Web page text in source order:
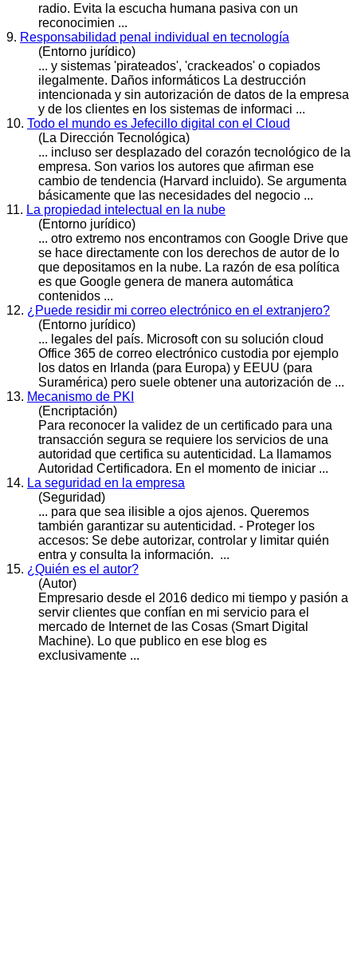
radio. Evita la escucha humana pasiva con un
reconocimien ...
9. Responsabilidad penal individual en tecnología
(Entorno jurídico)
... y sistemas 'pirateados', 'crackeados' o copiados
ilegalmente. Daños informáticos La destrucción
intencionada y sin autorización de datos de la empresa
y de los clientes en los sistemas de informaci ...
10. Todo el mundo es Jefecillo digital con el Cloud
(La Dirección Tecnológica)
... incluso ser desplazado del corazón tecnológico de la
empresa. Son varios los autores que afirman ese
cambio de tendencia (Harvard incluido). Se argumenta
básicamente que las necesidades del negocio ...
11. La propiedad intelectual en la nube
(Entorno jurídico)
... otro extremo nos encontramos con Google Drive que
se hace directamente con los derechos de autor de lo
que depositamos en la nube. La razón de esa política
es que Google genera de manera automática
contenidos ...
12. ¿Puede residir mi correo electrónico en el extranjero?
(Entorno jurídico)
... legales del país. Microsoft con su solución cloud
Office 365 de correo electrónico custodia por ejemplo
los datos en Irlanda (para Europa) y EEUU (para
Suramérica) pero suele obtener una autorización de ...
13. Mecanismo de PKI
(Encriptación)
Para reconocer la validez de un certificado para una
transacción segura se requiere los servicios de una
autoridad que certifica su autenticidad. La llamamos
Autoridad Certificadora. En el momento de iniciar ...
14. La seguridad en la empresa
(Seguridad)
... para que sea ilisible a ojos ajenos. Queremos
también garantizar su autenticidad. - Proteger los
accesos: Se debe autorizar, controlar y limitar quién
entra y consulta la información. ...
15. ¿Quién es el autor?
(Autor)
Empresario desde el 2016 dedico mi tiempo y pasión a
servir clientes que confían en mi servicio para el
mercado de Internet de las Cosas (Smart Digital
Machine). Lo que publico en ese blog es
exclusivamente ...